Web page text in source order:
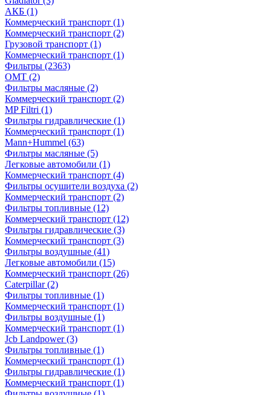
АКБ (1)
Коммерческий транспорт (1)
Коммерческий транспорт (2)
Грузовой транспорт (1)
Коммерческий транспорт (1)
Фильтры (2363)
OMT (2)
Фильтры масляные (2)
Коммерческий транспорт (2)
MP Filtri (1)
Фильтры гидравлические (1)
Коммерческий транспорт (1)
Mann+Hummel (63)
Фильтры масляные (5)
Легковые автомобили (1)
Коммерческий транспорт (4)
Фильтры осушители воздуха (2)
Коммерческий транспорт (2)
Фильтры топливные (12)
Коммерческий транспорт (12)
Фильтры гидравлические (3)
Коммерческий транспорт (3)
Фильтры воздушные (41)
Легковые автомобили (15)
Коммерческий транспорт (26)
Caterpillar(2)
Фильтры топливные (1)
Коммерческий транспорт (1)
Фильтры воздушные (1)
Коммерческий транспорт (1)
Jcb Landpower(3)
Фильтры топливные (1)
Коммерческий транспорт (1)
Фильтры гидравлические (1)
Коммерческий транспорт (1)